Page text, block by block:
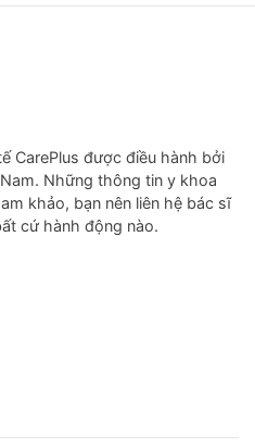
CarePlus được điều hành bởi
Những thông tin y khoa
khảo, bạn nên liên hệ bác sĩ
cứ hành động nào.